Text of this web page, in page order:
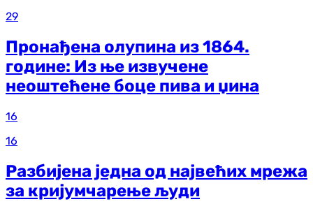
29
Пронађена олупина из 1864.
године: Из ње извучене
неоштећене боце пива и џина
16
16
Разбијена једна од највећих мрежа
за кријумчарење људи